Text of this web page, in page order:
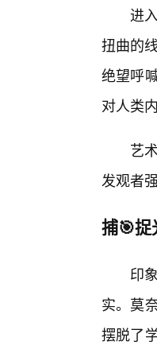
进
扭曲的
绝望呼
对人类
艺
发观者
捕🎯捉
印
实。莫
摆脱了